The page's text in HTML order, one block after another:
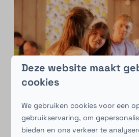
Deze website maakt
cookies
We gebruiken cookies voor een
gebruikservaring, om
bieden en ons verkeer te